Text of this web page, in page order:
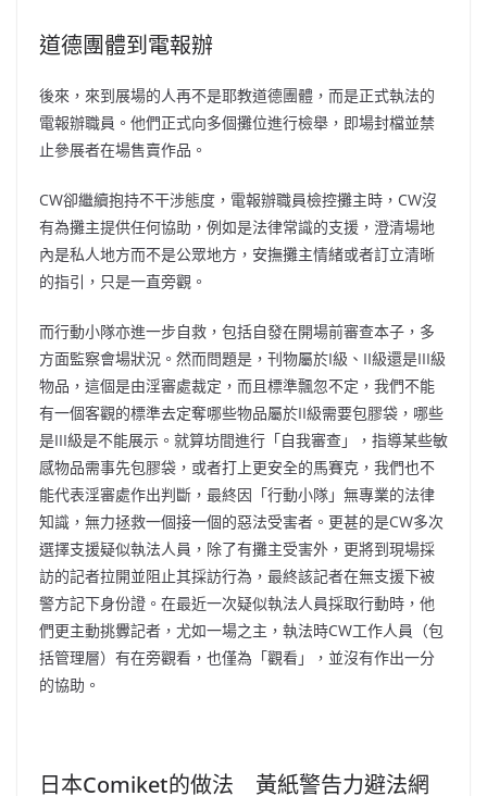
道德團體到電報辦
後來，來到展場的人再不是耶教道德團體，而是正式執法的
電報辦職員。他們正式向多個攤位進行檢舉，即場封檔並禁
止參展者在場售賣作品。
CW卻繼續抱持不干涉態度，電報辦職員檢控攤主時，CW沒
有為攤主提供任何協助，例如是法律常識的支援，澄清場地
內是私人地方而不是公眾地方，安撫攤主情緒或者訂立清晰
的指引，只是一直旁觀。
而行動小隊亦進一步自救，包括自發在開場前審查本子，多
方面監察會場狀況。然而問題是，刊物屬於I級、II級還是III級
物品，這個是由淫審處裁定，而且標準飄忽不定，我們不能
有一個客觀的標準去定奪哪些物品屬於II級需要包膠袋，哪些
是III級是不能展示。就算坊間進行「自我審查」，指導某些敏
感物品需事先包膠袋，或者打上更安全的馬賽克，我們也不
能代表淫審處作出判斷，最終因「行動小隊」無專業的法律
知識，無力拯救一個接一個的惡法受害者。更甚的是CW多次
選擇支援疑似執法人員，除了有攤主受害外，更將到現場採
訪的記者拉開並阻止其採訪行為，最終該記者在無支援下被
警方記下身份證。在最近一次疑似執法人員採取行動時，他
們更主動挑釁記者，尤如一場之主，執法時CW工作人員（包
括管理層）有在旁觀看，也僅為「觀看」，並沒有作出一分
的協助。
日本Comiket的做法 黃紙警告力避法網